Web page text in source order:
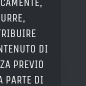
DI
PREVIO
PARTE DI